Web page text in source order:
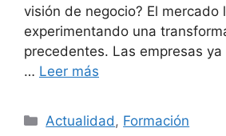
visión de negocio? El mercado
experimentando una
precedentes. Las empresas
… Leer más
Actualidad , Formación